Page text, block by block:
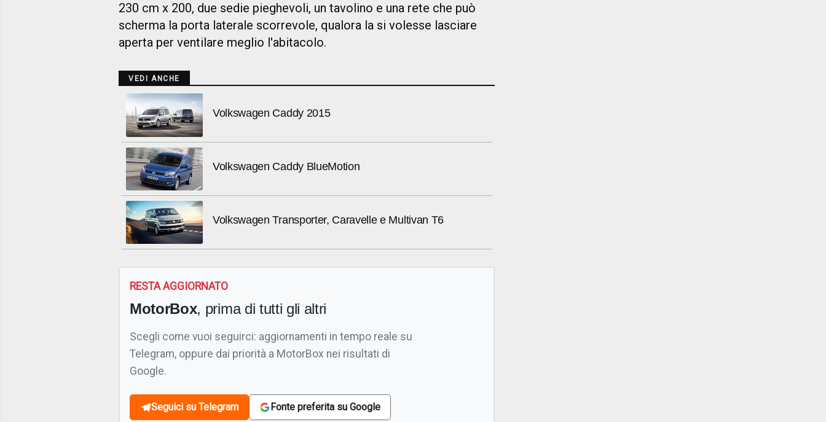
230 cm x 200, due sedie pieghevoli, un tavolino e una rete che può
scherma la porta laterale scorrevole, qualora la si volesse lasciare
aperta per ventilare meglio l'abitacolo.
VEDI ANCHE
Volkswagen Caddy 2015
Volkswagen Caddy BlueMotion
Volkswagen Transporter, Caravelle e Multivan T6
RESTA AGGIORNATO
MotorBox, prima di tutti gli altri
Scegli come vuoi seguirci: aggiornamenti in tempo reale su
Telegram, oppure dai priorità a MotorBox nei risultati di
Google.
Seguici su Telegram Fonte preferita su Google